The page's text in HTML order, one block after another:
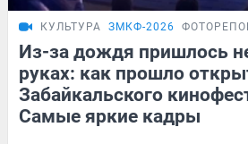
КУЛЬТУРА ЗМКФ-2026
Из-за дождя пришлось
руках: как прошло
Забайкальского
Самые яркие кадры